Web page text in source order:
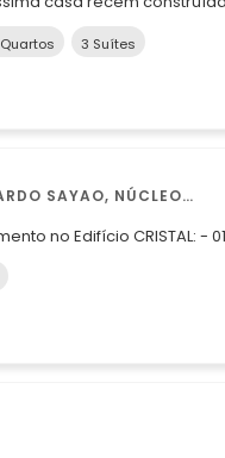
(1 suíte Master), área de
3 Suítes
SAYAO, NÚCLEO
CRISTAL: - 01 quarto;
- Bem localizado no